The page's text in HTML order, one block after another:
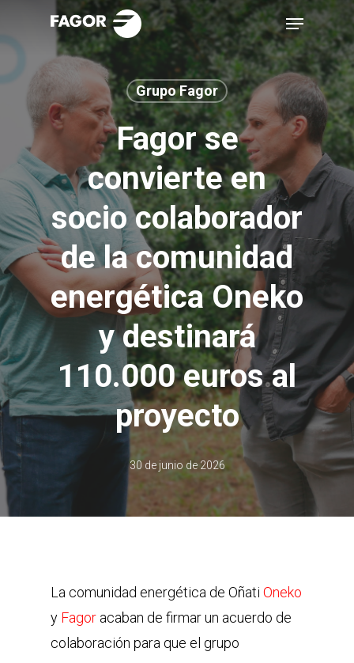
content
Menu
Grupo Fagor
Fagor se
convierte en
socio colaborador
de la comunidad
energética Oneko
y destinará
110.000 euros al
proyecto
30 de junio de 2026
La comunidad energética de Oñati Oneko
y Fagor acaban de firmar un acuerdo de
colaboración para que el grupo